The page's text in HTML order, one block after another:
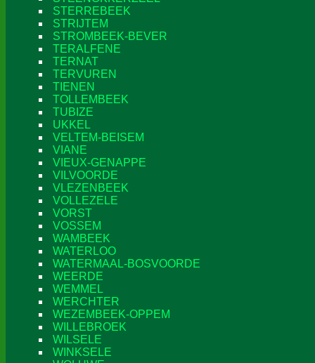
STERREBEEK
STRIJTEM
STROMBEEK-BEVER
TERALFENE
TERNAT
TERVUREN
TIENEN
TOLLEMBEEK
TUBIZE
UKKEL
VELTEM-BEISEM
VIANE
VIEUX-GENAPPE
VILVOORDE
VLEZENBEEK
VOLLEZELE
VORST
VOSSEM
WAMBEEK
WATERLOO
WATERMAAL-BOSVOORDE
WEERDE
WEMMEL
WERCHTER
WEZEMBEEK-OPPEM
WILLEBROEK
WILSELE
WINKSELE